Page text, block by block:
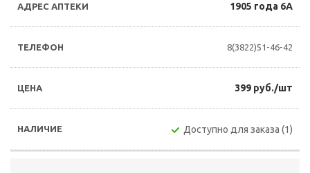
1905 года 6А
8(3822)51-46-42
399 руб./шт
Доступно для заказа (1)